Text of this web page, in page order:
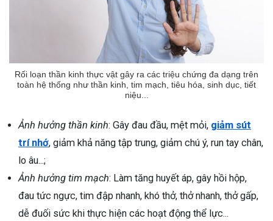
Rối loạn thần kinh thực vật gây ra các triệu chứng đa dạng trên
toàn hệ thống như thần kinh, tim mạch, tiêu hóa, sinh dục, tiết
niệu...
Ảnh hưởng thần kinh: Gây đau đầu, mệt mỏi, giảm sút
trí nhớ, giảm khả năng tập trung, giảm chú ý, run tay chân,
lo âu...;
Ảnh hưởng tim mạch: Làm tăng huyết áp, gây hồi hộp,
đau tức ngực, tim đập nhanh, khó thở, thở nhanh, thở gấp,
dễ đuối sức khi thực hiện các hoạt động thể lực...